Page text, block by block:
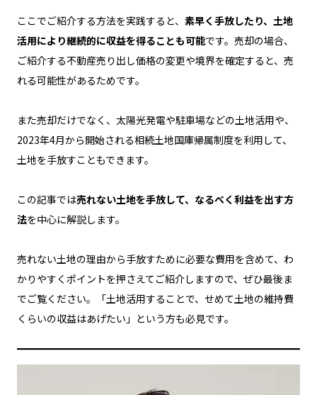
ここでご紹介する方法を実践すると、 素早く手放したり、土地
活用により継続的に収益を得ることも可能です。売却の場合、
ご紹介する不動産売り出し価格の変更や境界を確定すると、売
れる可能性があるためです。
また売却だけでなく、太陽光発電や駐車場などの土地活用や、
2023年4月から開始される相続土地国庫帰属制度を利用して、
土地を手放すこともできます。
この記事では売れない土地を手放して、なるべく利益を出す方
法を中心に解説します。
売れない土地の理由から手放すために必要な費用を含めて、わ
かりやすくポイントを押さえてご紹介しますので、ぜひ最後ま
でご覧ください。「土地活用することで、せめて土地の維持費
くらいの収益はあげたい」という方も必見です。